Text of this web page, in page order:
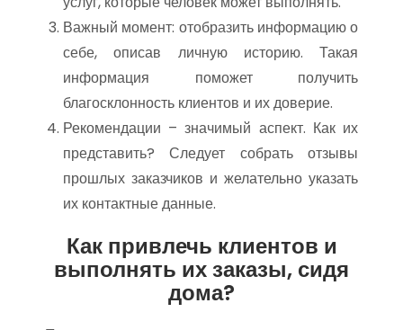
Важный момент: отобразить информацию о
себе, описав личную историю. Такая
информация поможет получить
благосклонность клиентов и их доверие.
Рекомендации – значимый аспект. Как их
представить? Следует собрать отзывы
прошлых заказчиков и желательно указать
их контактные данные.
Как привлечь клиентов и
выполнять их заказы, сидя
дома?